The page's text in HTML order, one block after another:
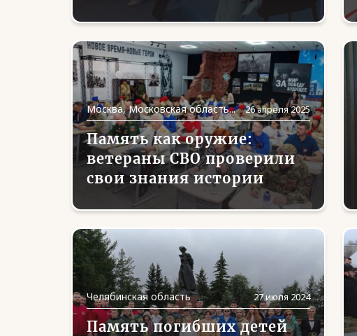
Москва, Московская область... 26 апреля 2025
Память как оружие:
ветераны СВО проверили
свои знания истории
Челябинская область 27 июля 2024
Память погибших детей